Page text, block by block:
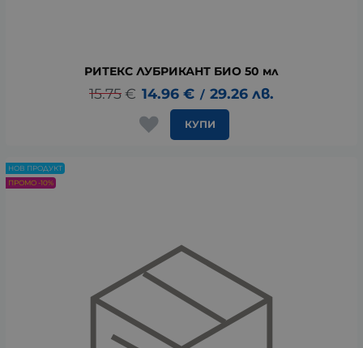
РИТЕКС ЛУБРИКАНТ БИО 50 мл
15.75€ 14.96 € / 29.26 лв.
КУПИ
НОВ ПРОДУКТ
ПРОМО -10%